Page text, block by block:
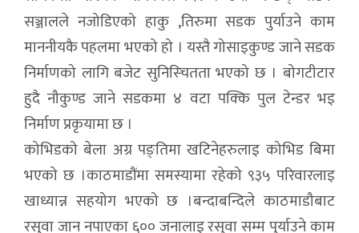
सञ्जालले नजोडिएको हाकु ,तिरुमा सडक पुर्याउने काम
माननीयकै पहलमा भएको हो । यस्तै गोसाइकुण्ड जाने सडक
निर्माणको लागि बजेट सुनिस्चितता भएको छ । बोगटीटार
हुदै नौकुण्ड जाने सडकमा ४ वटा पक्कि पुल टेन्डर भइ
निर्माण प्रकृयामा छ ।
कोभिडको बेला अग्र पङ्तिमा खटिनेहरुलाइ कोभिड बिमा
भएको छ ।काठमाडौंमा समस्यामा रहेको ९३५ परिवारलाइ
खाध्यान्न सहयोग भएको छ ।बन्दाबन्दिले काठमाडौबाट
रसुवा जान नपाएका ६०० जनालाइ रसुवा सम्म पुर्याउने काम